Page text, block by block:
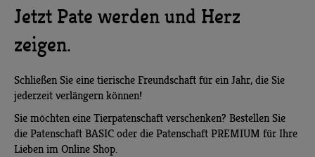
Jetzt Pate werden und Herz
zeigen.
Schließen Sie eine tierische Freundschaft für ein Jahr, die Sie
jederzeit verlängern können!
Sie möchten eine Tierpatenschaft verschenken? Bestellen Sie
die Patenschaft BASIC oder die Patenschaft PREMIUM für Ihre
Lieben im Online Shop.